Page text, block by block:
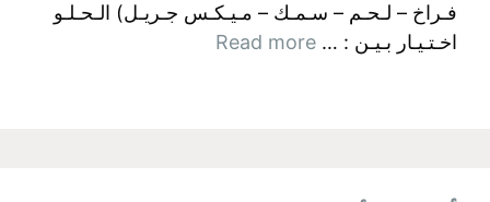
فـراخ – لـحـم – سـمـك – مـيـكـس جـريـل) الـحـلـو
اخـتـيـار بـيـن : … Read more